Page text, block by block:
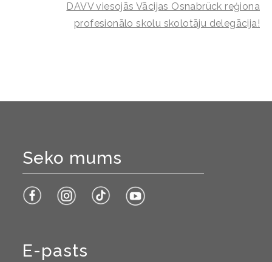
DAVV viesojās Vācijas Osnabrück reģiona
profesionālo skolu skolotāju delegācija!
Seko mums
E-pasts